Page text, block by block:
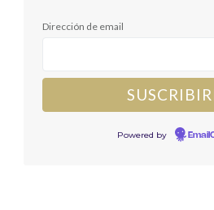
Dirección de email
Powered by